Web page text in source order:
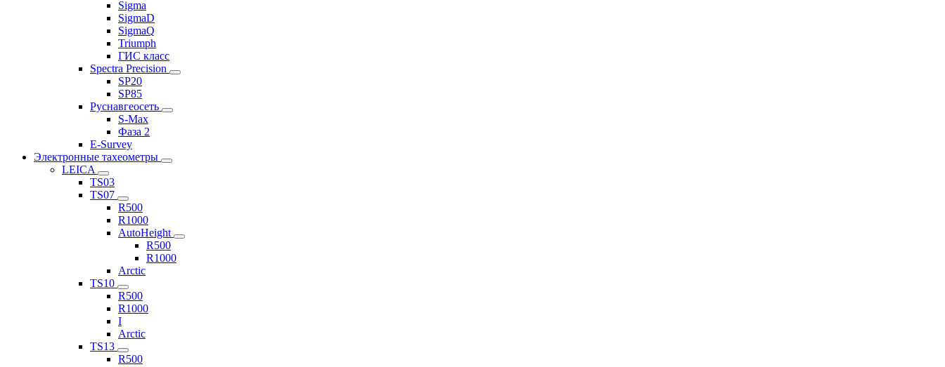
Sigma
SigmaD
SigmaQ
Triumph
ГИС класс
Spectra Precision
SP20
SP85
Руснавгеосеть
S-Max
Фаза 2
E-Survey
Электронные тахеометры
LEICA
TS03
TS07
R500
R1000
AutoHeight
R500
R1000
Arctic
TS10
R500
R1000
I
Arctic
TS13
R500